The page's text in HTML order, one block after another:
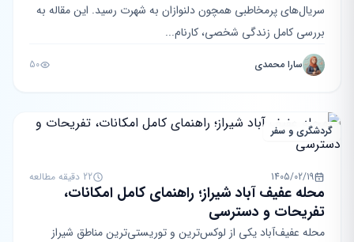
سریال‌های پرمخاطبی همچون دلنوازان به شهرت رسید. این مقاله به
بررسی کامل زندگی شخصی، کارنام...
سارا محمدی 50
گردشگری و سفر
1405/02/19 22 دقیقه مطالعه
محله عفیف آباد شیراز؛ راهنمای کامل امکانات،
تفریحات و دسترسی
محله عفیف‌آباد یکی از لوکس‌ترین و توریستی‌ترین مناطق شیراز